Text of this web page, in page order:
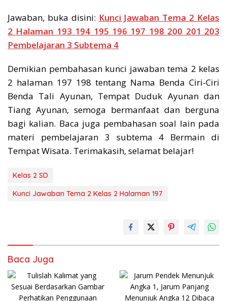
Jawaban, buka disini: Kunci Jawaban Tema 2 Kelas
2 Halaman 193 194 195 196 197 198 200 201 203
Pembelajaran 3 Subtema 4
Demikian pembahasan kunci jawaban tema 2 kelas
2 halaman 197 198 tentang Nama Benda Ciri-Ciri
Benda Tali Ayunan, Tempat Duduk Ayunan dan
Tiang Ayunan, semoga bermanfaat dan berguna
bagi kalian. Baca juga pembahasan soal lain pada
materi pembelajaran 3 subtema 4 Bermain di
Tempat Wisata. Terimakasih, selamat belajar!
Kelas 2 SD
Kunci Jawaban Tema 2 Kelas 2 Halaman 197
Baca Juga